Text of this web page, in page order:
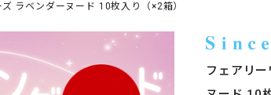
ラベンダーヌード 10枚入り（×2箱）
フェアリ